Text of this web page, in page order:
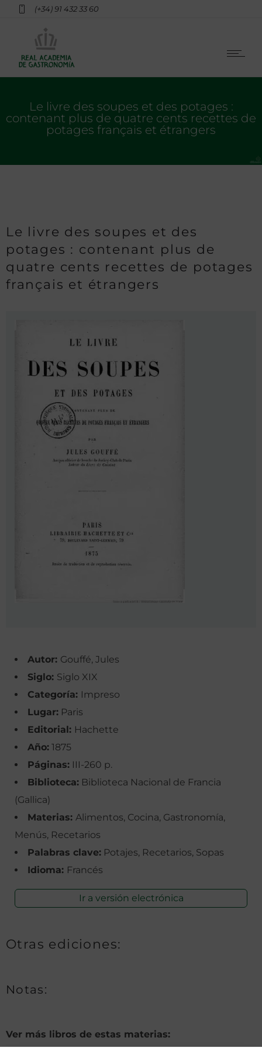
(+34) 91 432 33 60
Le livre des soupes et des potages :
contenant plus de quatre cents recettes de
potages français et étrangers
Le livre des soupes et des
potages : contenant plus de
quatre cents recettes de potages
français et étrangers
Autor: Gouffé, Jules
Siglo: Siglo XIX
Categoría: Impreso
Lugar: Paris
Editorial: Hachette
Año: 1875
Páginas: III-260 p.
Biblioteca: Biblioteca Nacional de Francia
(Gallica)
Materias: Alimentos, Cocina, Gastronomía,
Menús, Recetarios
Palabras clave: Potajes, Recetarios, Sopas
Idioma: Francés
Ir a versión electrónica
Otras ediciones:
Notas:
Ver más libros de estas materias: